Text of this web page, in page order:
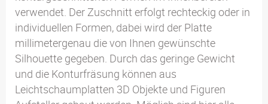
verwendet. Der Zuschnitt erfolgt rechteckig oder in
individuellen Formen, dabei wird der Platte
millimetergenau die von Ihnen gewünschte
Silhouette gegeben. Durch das geringe Gewicht
und die Konturfräsung können aus
Leichtschaumplatten 3D Objekte und Figuren